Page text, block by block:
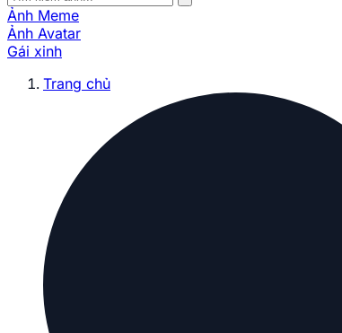
Ảnh Meme
Ảnh Avatar
Gái xinh
Trang chủ